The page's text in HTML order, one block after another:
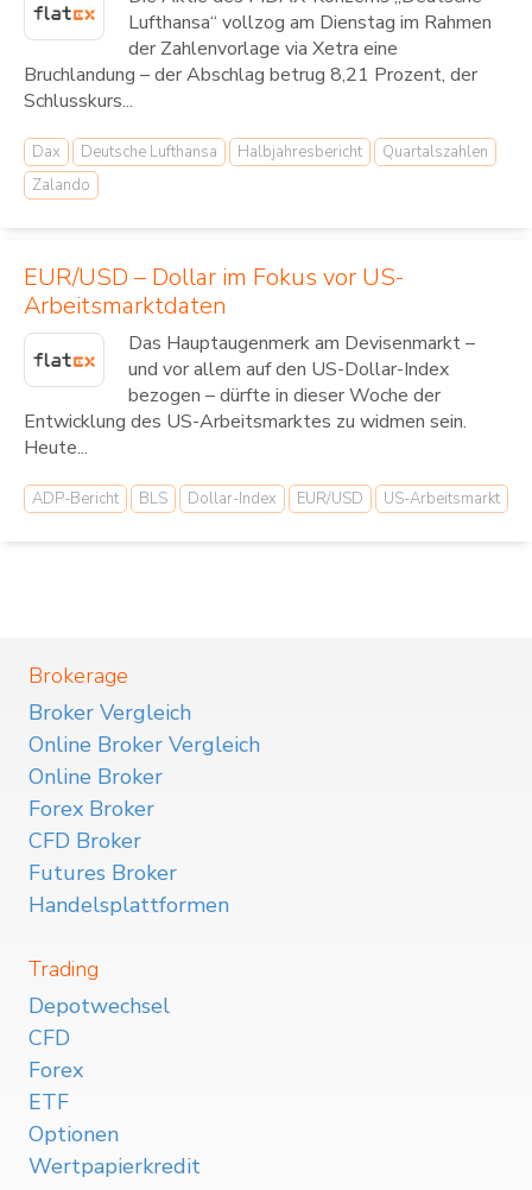
Lufthansa“ vollzog am Dienstag im Rahmen
der Zahlenvorlage via Xetra eine
Bruchlandung – der Abschlag betrug 8,21 Prozent, der
Schlusskurs...
Dax Deutsche Lufthansa Halbjahresbericht
Quartalszahlen
Zalando
EUR/USD – Dollar im Fokus vor US-
Arbeitsmarktdaten
Das Hauptaugenmerk am Devisenmarkt –
und vor allem auf den US-Dollar-Index
bezogen – dürfte in dieser Woche der
Entwicklung des US-Arbeitsmarktes zu widmen sein.
Heute...
ADP-Bericht BLS Dollar-Index EUR/USD US-Arbeitsmarkt
Brokerage
Broker Vergleich
Online Broker Vergleich
Online Broker
Forex Broker
CFD Broker
Futures Broker
Handelsplattformen
Trading
Depotwechsel
CFD
Forex
ETF
Optionen
Wertpapierkredit